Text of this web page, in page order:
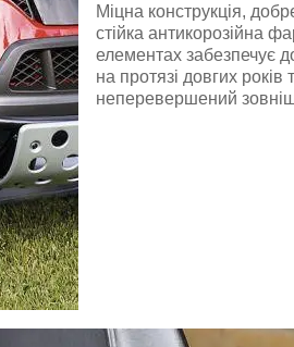
Міцна конструкція,
стійка антикорозійна
елементах забезпечує
на протязі довгих років
неперевершений